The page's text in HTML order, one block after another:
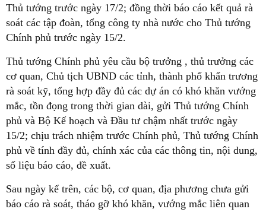
Thủ tướng trước ngày 17/2; đồng thời báo cáo kết quả rà
soát các tập đoàn, tổng công ty nhà nước cho Thủ tướng
Chính phủ trước ngày 15/2.
Thủ tướng Chính phủ yêu cầu bộ trưởng , thủ trưởng các
cơ quan, Chủ tịch UBND các tỉnh, thành phố khẩn trương
rà soát kỹ, tổng hợp đầy đủ các dự án có khó khăn vướng
mắc, tồn đọng trong thời gian dài, gửi Thủ tướng Chính
phủ và Bộ Kế hoạch và Đầu tư chậm nhất trước ngày
15/2; chịu trách nhiệm trước Chính phủ, Thủ tướng Chính
phủ về tính đầy đủ, chính xác của các thông tin, nội dung,
số liệu báo cáo, đề xuất.
Sau ngày kể trên, các bộ, cơ quan, địa phương chưa gửi
báo cáo rà soát, tháo gỡ khó khăn, vướng mắc liên quan